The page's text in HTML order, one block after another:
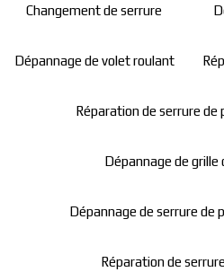
Changement de serrure
Dépannage de volet roulant
Réparation de serrure de
Dépannage de grille
Dépannage de serrure de
Réparation de